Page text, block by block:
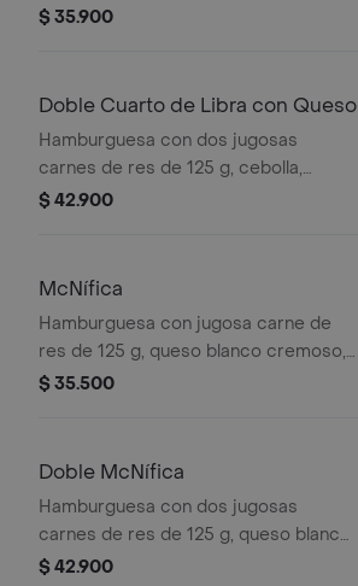
queso cheddar cremoso, salsa de
$ 35.900
Doble Cuarto de Libra con Queso
Hamburguesa con dos jugosas
carnes de res de 125 g, cebolla,
pepinillos, doble queso cheddar
$ 42.900
McNífica
Hamburguesa con jugosa carne de
res de 125 g, queso blanco cremoso,
cebolla, tomate fresco, lechuga, salsa
$ 35.500
Doble McNífica
Hamburguesa con dos jugosas
carnes de res de 125 g, queso blanco
cremoso, cebolla, tomate fresco,
$ 42.900